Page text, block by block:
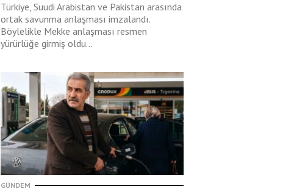
Türkiye, Suudi Arabistan ve Pakistan arasında
ortak savunma anlaşması imzalandı.
Böylelikle Mekke anlaşması resmen
yürürlüğe girmiş oldu...
GÜNDEM